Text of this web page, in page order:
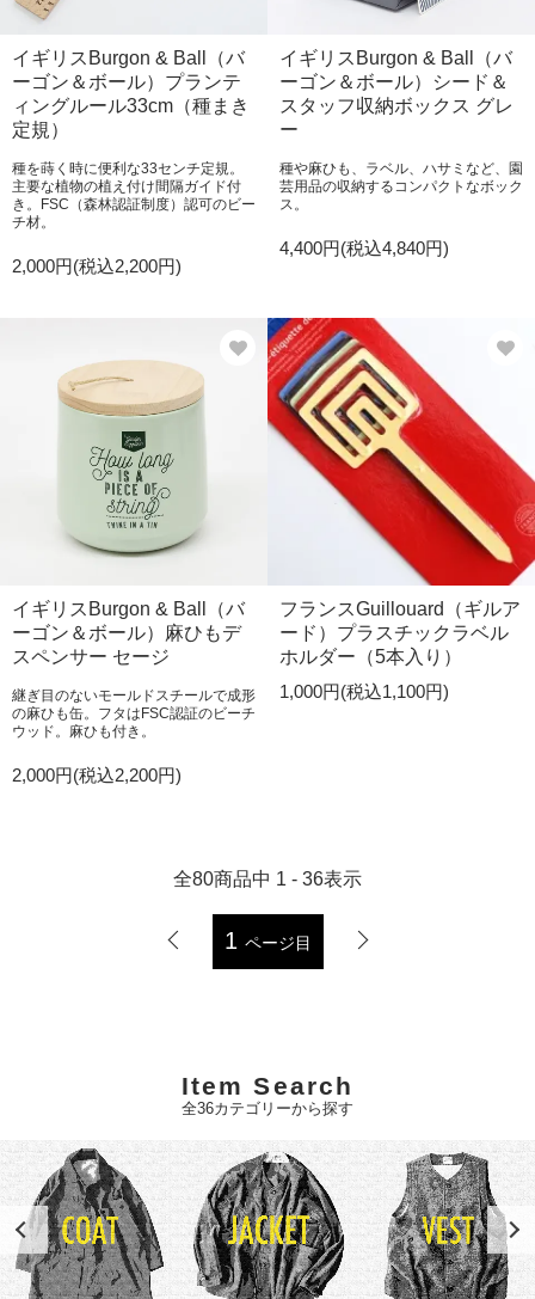
イギリスBurgon & Ball（バ
ーゴン＆ボール）プランテ
ィングルール33cm（種まき
定規）
種を蒔く時に便利な33センチ定規。
主要な植物の植え付け間隔ガイド付
き。FSC（森林認証制度）認可のビー
チ材。
2,000円(税込2,200円)
イギリスBurgon & Ball（バ
ーゴン＆ボール）シード＆
スタッフ収納ボックス グレ
ー
種や麻ひも、ラベル、ハサミなど、園
芸用品の収納するコンパクトなボック
ス。
4,400円(税込4,840円)
イギリスBurgon & Ball（バ
ーゴン＆ボール）麻ひもデ
スペンサー セージ
継ぎ目のないモールドスチールで成形
の麻ひも缶。フタはFSC認証のビーチ
ウッド。麻ひも付き。
2,000円(税込2,200円)
フランスGuillouard（ギルア
ード）プラスチックラベル
ホルダー（5本入り）
1,000円(税込1,100円)
全80商品中 1 - 36表示
1 ページ目
Item Search
全36カテゴリーから探す